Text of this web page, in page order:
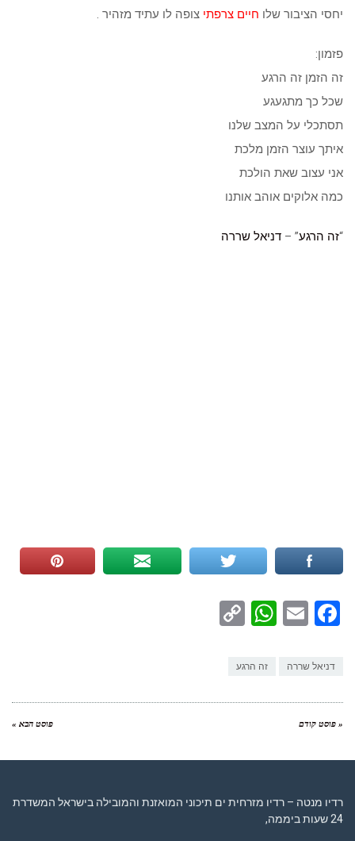
יחסי הציבור שלו חיים צרפתי צופה לו עתיד מזהיר .
פזמון:
זה הזמן זה הרגע
שכל כך מתגעגע
תסתכלי על המצב שלנו
איתך עוצר הזמן מלכת
אני עצוב שאת הולכת
כמה אלוקים אוהב אותנו
“זה הרגע” – דניאל שררה
Facebook
Email
WhatsApp
דניאל שררה זה הרגע
« פוסט קודם פוסט הבא »
רדיו מנטה – רדיו מזרחית ים תיכוני המואזנת והמובילה בישראל המשדרת
24 שעות ביממה,